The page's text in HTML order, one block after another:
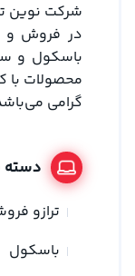
شرکت نوین
در فروش و
باسکول و
محصولات با
گرامی
دسته
ترازو
باسکول